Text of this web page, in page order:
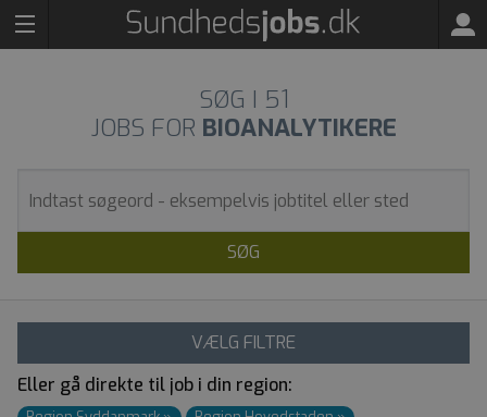
SØG I 51
JOBS FOR BIOANALYTIKERE
SØG
VÆLG FILTRE
Eller gå direkte til job i din region: